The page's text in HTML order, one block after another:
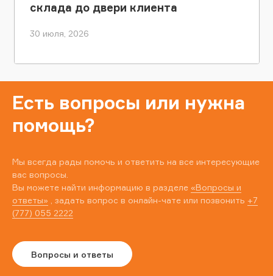
склада до двери клиента
30 июля, 2026
Есть вопросы или нужна
помощь?
Мы всегда рады помочь и ответить на все интересующие
вас вопросы.
Вы можете найти информацию в разделе «Вопросы и
ответы» , задать вопрос в онлайн-чате или позвонить +7
(777) 055 2222
Вопросы и ответы